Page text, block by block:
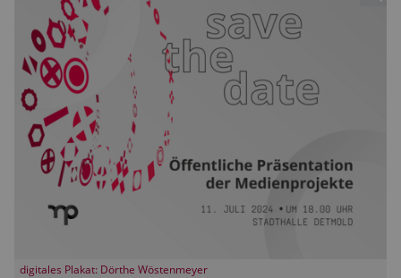
digitales Plakat: Dörthe Wöstenmeyer